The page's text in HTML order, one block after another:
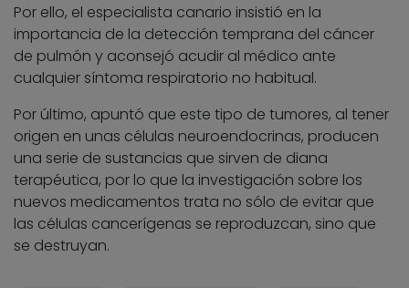
Por ello, el especialista canario insistió en la
importancia de la detección temprana del cáncer
de pulmón y aconsejó acudir al médico ante
cualquier síntoma respiratorio no habitual.
Por último, apuntó que este tipo de tumores, al tener
origen en unas células neuroendocrinas, producen
una serie de sustancias que sirven de diana
terapéutica, por lo que la investigación sobre los
nuevos medicamentos trata no sólo de evitar que
las células cancerígenas se reproduzcan, sino que
se destruyan.